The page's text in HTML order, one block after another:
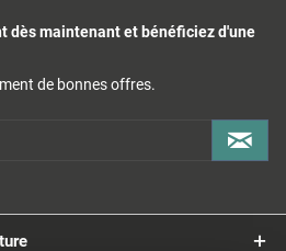
dès maintenant et bénéficiez d'une
de bonnes offres.